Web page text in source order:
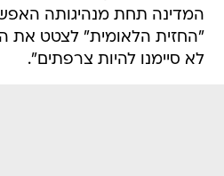
המדינה תחת מנהיגותה
"החזית הלאומית" לצטט את
לא סיימנו להיות צרפתים".